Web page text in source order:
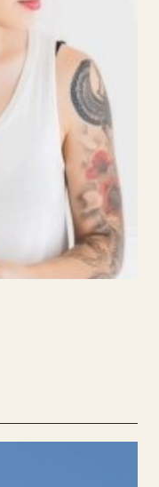
e materiais
O
a cianotipia em
papel reciclado,
naturais e
Sandra pretende
colaborar e
formativa do seu
trabalho.